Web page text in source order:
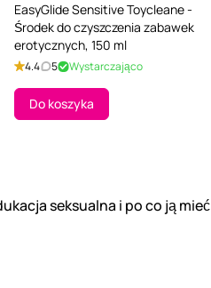
EasyGlide Sensitive Toycleane -
Środek do czyszczenia zabawek
erotycznych, 150 ml
4.4 5 Wystarczająco
Do koszyka
seksualna i po co ją mieć